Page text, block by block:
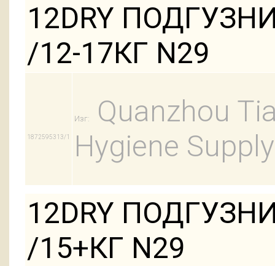
12DRY
/12-17КГ N29
1872595313/1
Изг:
Quanzhou
Hygiene
12DRY
/15+КГ N29